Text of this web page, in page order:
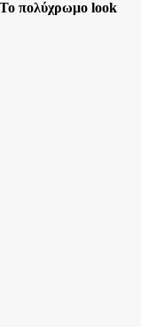
πολύχρωμο look